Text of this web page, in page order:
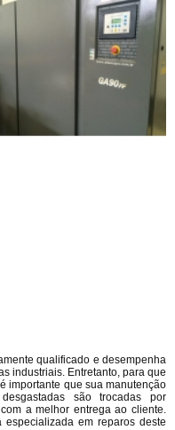
qualificado e desempenha
industriais. Entretanto, para que
importante que sua manutenção
são trocadas por
a melhor entrega ao cliente.
em reparos deste